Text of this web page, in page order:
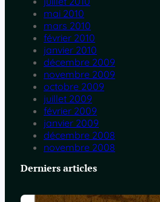
mai 2010
mars 2010
février 2010
janvier 2010
décembre 2009
novembre 2009
octobre 2009
juillet 2009
février 2009
janvier 2009
décembre 2008
novembre 2008
Derniers articles